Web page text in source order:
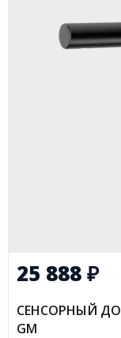
25 888₽
СЕНСОРНЫЙ
GM